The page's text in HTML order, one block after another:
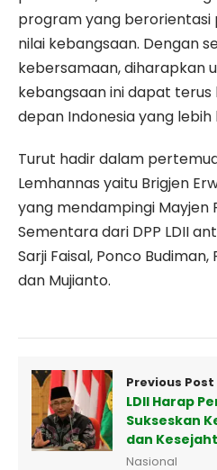
program yang berorientasi
nilai kebangsaan. Dengan
kebersamaan, diharapkan
kebangsaan ini dapat
depan Indonesia yang
Turut hadir dalam
Lemhannas yaitu Brigjen
yang mendampingi Mayjen
Sementara dari DPP LDII
Sarji Faisal, Ponco Budiman,
dan Mujianto.
Previous Post
LDII Harap
Sukseskan
dan
Nasional